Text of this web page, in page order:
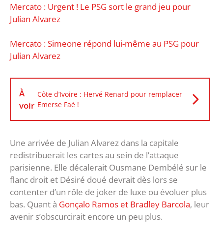
Mercato : Urgent ! Le PSG sort le grand jeu pour
Julian Alvarez
Mercato : Simeone répond lui-même au PSG pour
Julian Alvarez
À
voir
Côte d’Ivoire : Hervé Renard pour remplacer
Emerse Faé !
Une arrivée de Julian Alvarez dans la capitale
redistribuerait les cartes au sein de l’attaque
parisienne. Elle décalerait Ousmane Dembélé sur le
flanc droit et Désiré doué devrait dès lors se
contenter d’un rôle de joker de luxe ou évoluer plus
bas. Quant à Gonçalo Ramos et Bradley Barcola, leur
avenir s’obscurcirait encore un peu plus.